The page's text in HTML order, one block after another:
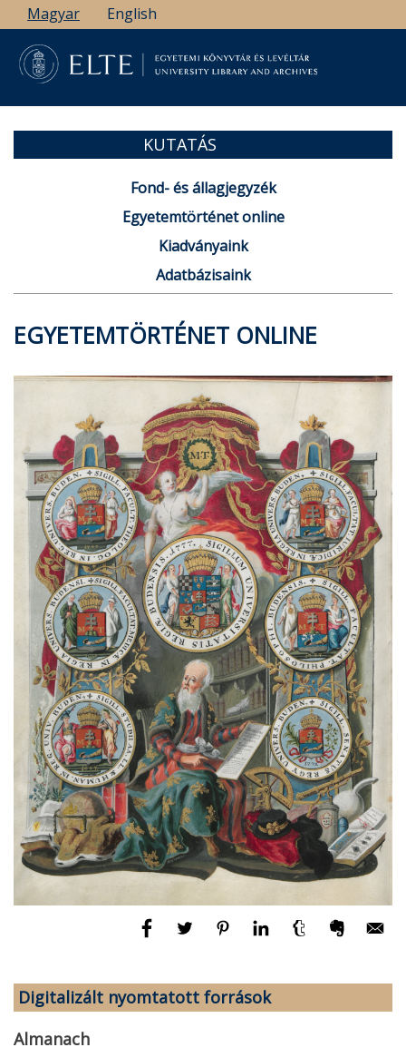
Ugrás
a
tartalomra
Magyar English
KUTATÁS
Fond- és állagjegyzék
Egyetemtörténet online
Kiadványaink
Adatbázisaink
EGYETEMTÖRTÉNET ONLINE
Digitalizált nyomtatott források
Almanach